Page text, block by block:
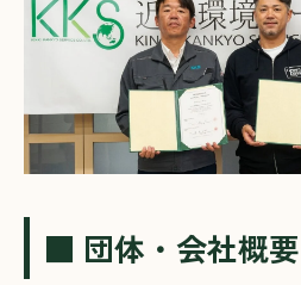
■ 団体・会社概要